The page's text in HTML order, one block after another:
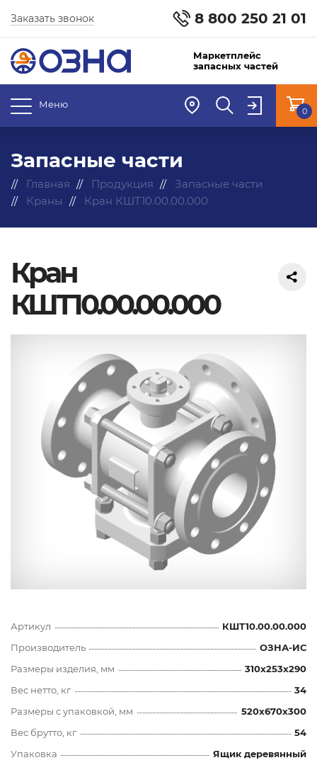
8 800 250 21 01
Заказать звонок
Маркетплейс
запасных частей
Меню
0
Запасные части
Главная Продукция
Запасные части
Краны
Кран КШТ10.00.00.000
Кран
КШТ10.00.00.000
Артикул
КШТ10.00.00.000
Производитель
ОЗНА-ИС
Размеры изделия, мм
310x253x290
Вес нетто, кг
34
Размеры с упаковкой, мм
520x670x300
Вес брутто, кг
54
Упаковка
Ящик деревянный